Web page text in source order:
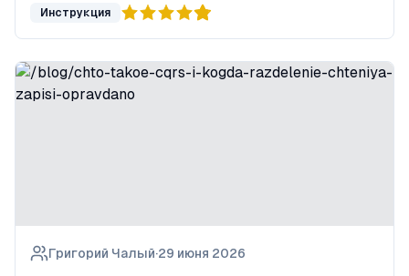
Инструкция
Григорий Чалый·29 июня 2026